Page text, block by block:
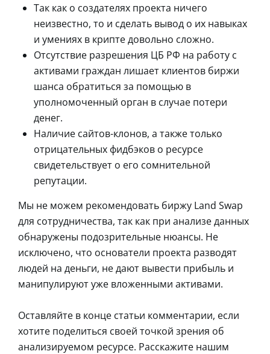
Так как о создателях проекта ничего
неизвестно, то и сделать вывод о их навыках
и умениях в крипте довольно сложно.
Отсутствие разрешения ЦБ РФ на работу с
активами граждан лишает клиентов биржи
шанса обратиться за помощью в
уполномоченный орган в случае потери
денег.
Наличие сайтов-клонов, а также только
отрицательных фидбэков о ресурсе
свидетельствует о его сомнительной
репутации.
Мы не можем рекомендовать биржу Land Swap
для сотрудничества, так как при анализе данных
обнаружены подозрительные нюансы. Не
исключено, что основатели проекта разводят
людей на деньги, не дают вывести прибыль и
манипулируют уже вложенными активами.
Оставляйте в конце статьи комментарии, если
хотите поделиться своей точкой зрения об
анализируемом ресурсе. Расскажите нашим